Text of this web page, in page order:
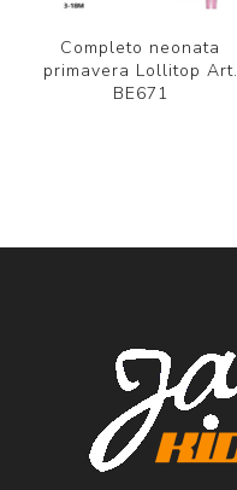
Completo neonata
primavera Lollitop Art.
BE671